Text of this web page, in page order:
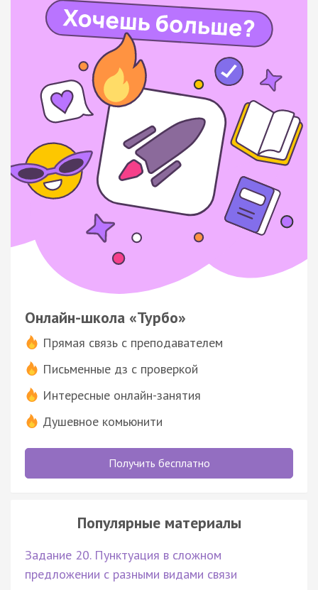
Онлайн-школа «Турбо»
Прямая связь с преподавателем
Письменные дз с проверкой
Интересные онлайн-занятия
Душевное комьюнити
Получить бесплатно
Популярные материалы
Задание 20. Пунктуация в сложном
предложении с разными видами связи